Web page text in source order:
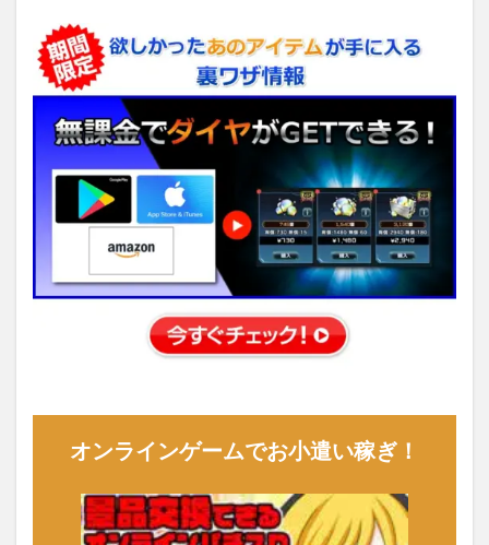
オンラインゲームでお小遣い稼ぎ！